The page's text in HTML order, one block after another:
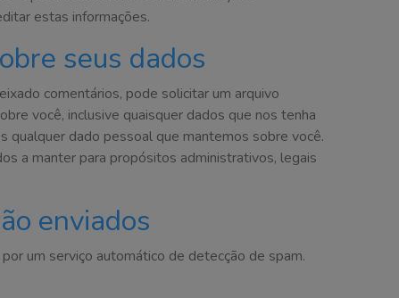
estas informações.
seus dados
comentários, pode solicitar um arquivo
você, inclusive quaisquer dados que nos tenha
qualquer dado pessoal que mantemos sobre você.
a manter para propósitos administrativos, legais
enviados
um serviço automático de detecção de spam.